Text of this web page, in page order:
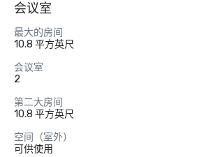
会议室
最大的房间
10.8 平方英尺
会议室
2
第二大房间
10.8 平方英尺
空间（室外）
可供使用